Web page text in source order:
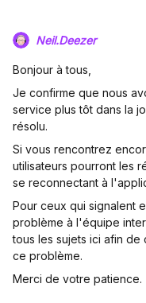
Neil.Deezer
Bonjour à tous,
Je confirme que nous
service plus tôt dans la
résolu.
Si vous rencontrez
utilisateurs pourront les
se reconnectant à
Pour ceux qui signalent
problème à l'équipe
tous les sujets ici afin de
ce problème.
Merci de votre patience.